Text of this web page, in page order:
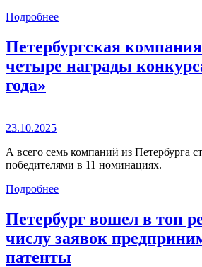
Подробнее
Петербургская
четыре награды
года»
23.10.2025
А всего семь компаний из Петербурга
победителями в 11 номинациях.
Подробнее
Петербург вошел в топ
числу заявок
патенты